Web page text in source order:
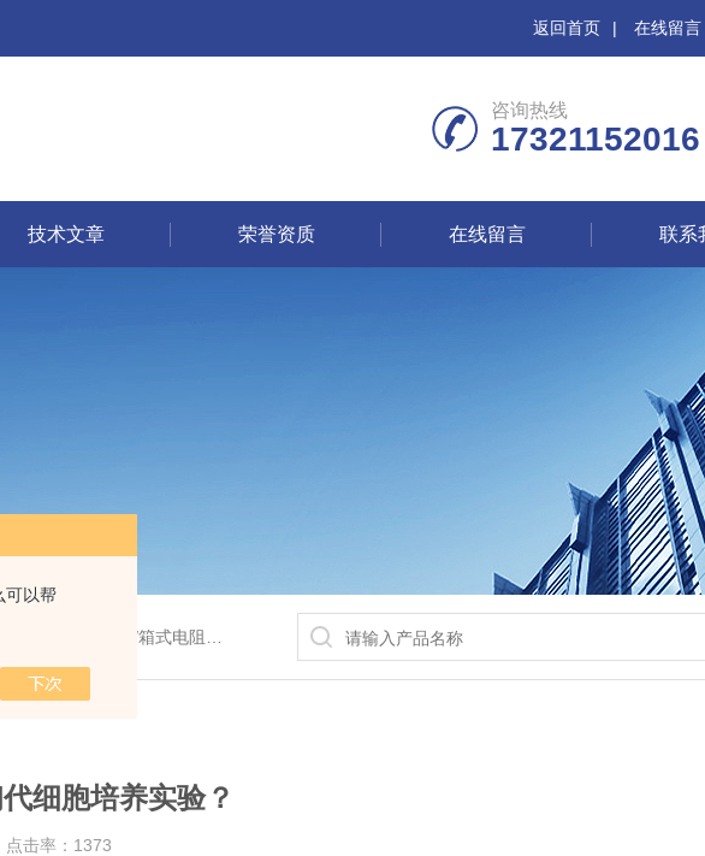
可以帮
返回首页 | 在线留言
咨询热线
17321152016
技术文章 荣誉资质 在线留言 联系
气氛炉/试验箱/摇床/振荡器/水槽/水浴锅等
细胞培养实验？
击率：1373